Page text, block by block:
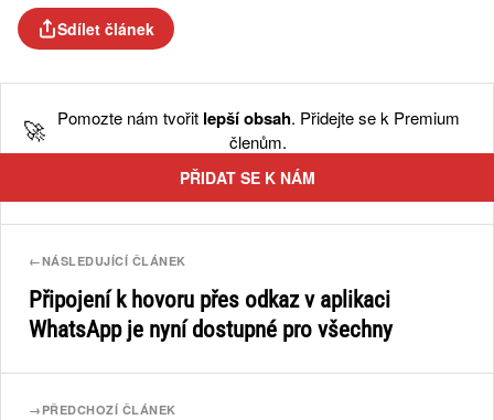
Sdílet článek
🚀 Pomozte nám tvořit lepší obsah. Přidejte se k Premium
členům.
PŘIDAT SE K NÁM
←NÁSLEDUJÍCÍ ČLÁNEK
Připojení k hovoru přes odkaz v aplikaci
WhatsApp je nyní dostupné pro všechny
→ PŘEDCHOZÍ ČLÁNEK